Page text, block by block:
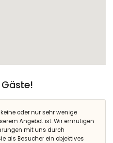
oder nur sehr wenige
Angebot ist. Wir ermutigen
mit uns durch
als Besucher ein objektives